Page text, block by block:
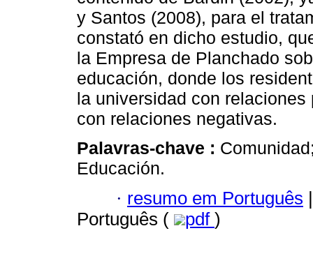
y Santos (2008), para el
constató en dicho estudio,
la Empresa de Planchado
educación, donde los
la universidad con
con relaciones negativas.
Palavras-chave :
Educación.
· resumo em Português |
Português (
pdf )